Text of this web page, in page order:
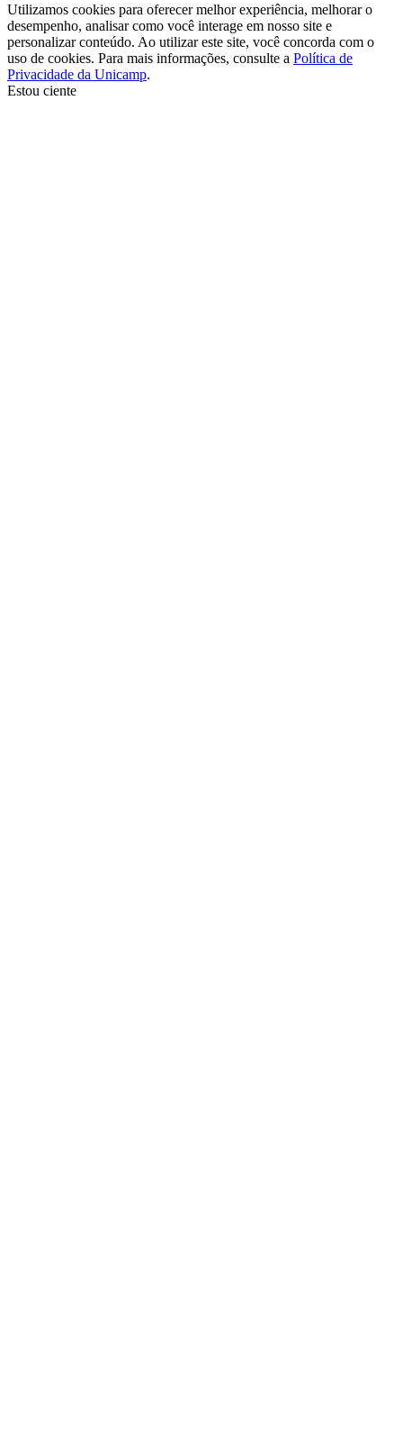
Utilizamos cookies para oferecer melhor experiência, melhorar o
desempenho, analisar como você interage em nosso site e
personalizar conteúdo. Ao utilizar este site, você concorda com o
uso de cookies. Para mais informações, consulte a Política de
Privacidade da Unicamp.
Estou ciente